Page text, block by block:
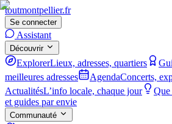
toutmontpellier.fr
Se connecter
Assistant
Découvrir
ExplorerLieux, adresses, quartiers
meilleures adresses
AgendaConcerts,
ActualitésL’info locale, chaque jour
et guides par envie
Communauté